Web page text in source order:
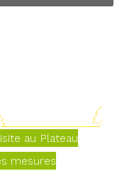
au Plateau
mesures